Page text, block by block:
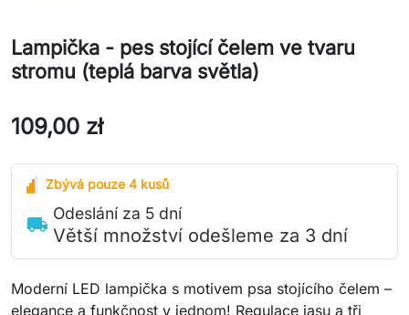
Lampička - pes stojící čelem ve tvaru
stromu (teplá barva světla)
109,00 zł
Zbývá pouze 4 kusů
local_shipping
Odeslání za 5 dní
Větší množství odešleme za 3 dní
Moderní LED lampička s motivem psa stojícího čelem –
elegance a funkčnost v jednom! Regulace jasu a tři